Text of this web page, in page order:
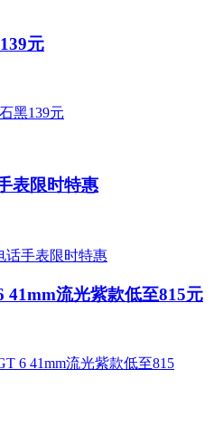
元
表限时特惠
41mm流光紫款低至815元